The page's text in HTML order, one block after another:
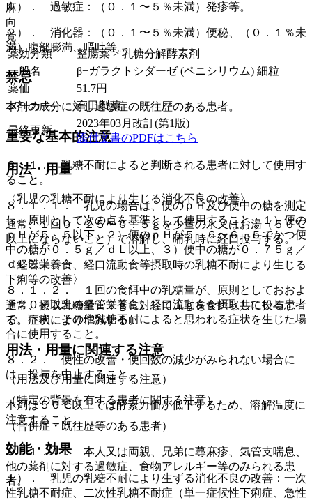
１）． 過敏症：（０．１〜５％未満）発疹等。
２）． 消化器：（０．１〜５％未満）便秘、（０．１％未
満）腹部膨満、嘔吐等。
禁忌
本剤の成分に対し過敏症の既往歴のある患者。
重要な基本的注意
８．１． 乳糖不耐によると判断される患者に対して使用す
ること。
８．１．１． 乳児の場合は、便のｐＨ及び便中の糖を測定
し、原則として次の点を基準として使用すること：１）便の
ｐＨが５．５以下、２）便のｐＨが５．６〜６．５でかつ便
中の糖が０．５ｇ／ｄＬ以上、３）便中の糖が０．７５ｇ／
ｄＬ以上。
８．１．２． １回の食餌中の乳糖量が、原則としておおよ
そ２０ｇ以上の経管栄養食、経口流動食を摂取している患者
で、下痢、その他乳糖不耐によると思われる症状を生じた場
合に使用すること。
８．２． 便性の改善・便回数の減少がみられない場合に
は、投与を中止すること。
（特定の背景を有する患者に関する注意）
（合併症・既往歴等のある患者）
９．１．１． 本人又は両親、兄弟に蕁麻疹、気管支喘息、
他の薬剤に対する過敏症、食物アレルギー等のみられる患
者。
麻
向
覚
薬効分類
整腸薬 > 乳糖分解酵素剤
一般名
β−ガラクトシダーゼ (ペニシリウム) 細粒
薬価
51.7円
メーカー
高田製薬
最終更新
2023年03月改訂(第1版)
添付文書のPDFはこちら
用法・用量
〈乳児の乳糖不耐により生じる消化不良の改善〉
通常、１回０．２５〜０．５ｇを少量の水又はお湯（５０℃
以上にならないこと）で溶解し、哺乳時に経口投与する。
〈経管栄養食、経口流動食等摂取時の乳糖不耐により生じる
下痢等の改善〉
通常、摂取乳糖量１０ｇに対して１ｇを食餌と共に投与す
る。症状により増減する。
用法・用量に関連する注意
（用法及び用量に関連する注意）
本剤は５０℃以上では酵素力価が低下するため、溶解温度に
注意すること。
効能・効果
１）． 乳児の乳糖不耐により生ずる消化不良の改善：一次
性乳糖不耐症、二次性乳糖不耐症（単一症候性下痢症、急性